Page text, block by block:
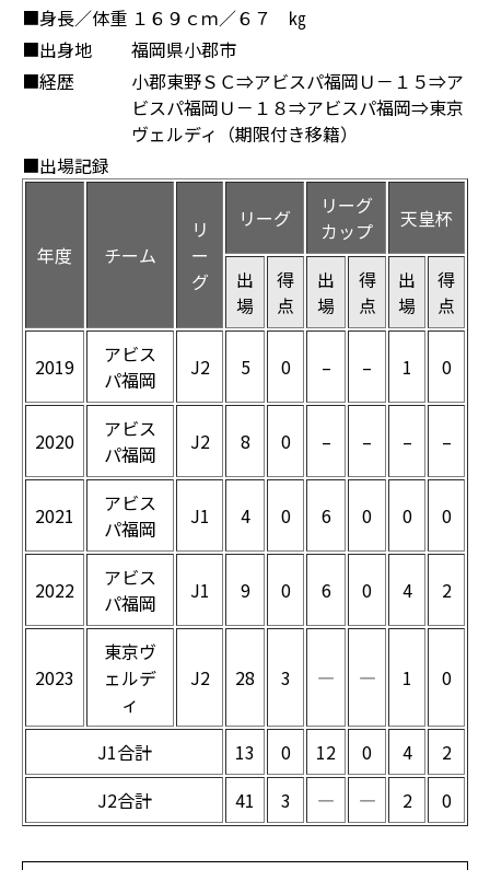
■身長／体重 １６９ｃｍ／６７ ㎏
■出身地
福岡県小郡市
■経歴
小郡東野ＳＣ⇒アビスパ福岡Ｕ－１５⇒ア
ビスパ福岡Ｕ－１８⇒アビスパ福岡⇒東京
ヴェルディ（期限付き移籍）
■出場記録
年度 チーム
リ
ー
グ
リーグ
リーグ
カップ
天皇杯
出
場
得
点
出
場
得
点
出
場
得
点
2019
アビス
パ福岡
J2 5 0 – – 1 0
2020
アビス
パ福岡
J2 8 0 – – – –
2021
アビス
パ福岡
J1 4 0 6 0 0 0
2022
アビス
パ福岡
J1 9 0 6 0 4 2
2023
東京ヴ
ェルデ
ィ
J2 28 3 ― ― 1 0
J1合計 13 0 12 0 4
2
J2合計
41 3 ― ― 2 0